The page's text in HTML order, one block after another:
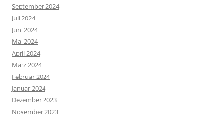
September 2024
Juli 2024
Juni 2024
Mai 2024
April 2024
März 2024
Februar 2024
Januar 2024
Dezember 2023
November 2023